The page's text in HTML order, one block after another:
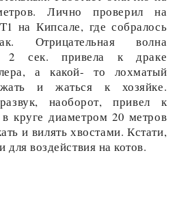
Лично проверил на
на Кипсале, где собралось
Отрицательная волна
2 сек. привела к драке
а какой- то лохматый
и жаться к хозяйке.
наоборот, привел к
круге диаметром 20 метров
и вилять хвостами. Кстати,
для воздействия на котов.